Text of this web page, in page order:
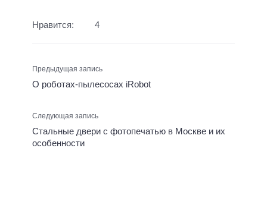
Нравится: 4
Предыдущая запись
О роботах-пылесосах iRobot
Следующая запись
Cтальные двери с фотопечатью в Москве и их
особенности